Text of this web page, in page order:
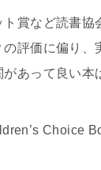
賞など読書協
評価に偏り、
あって良い本
Choice